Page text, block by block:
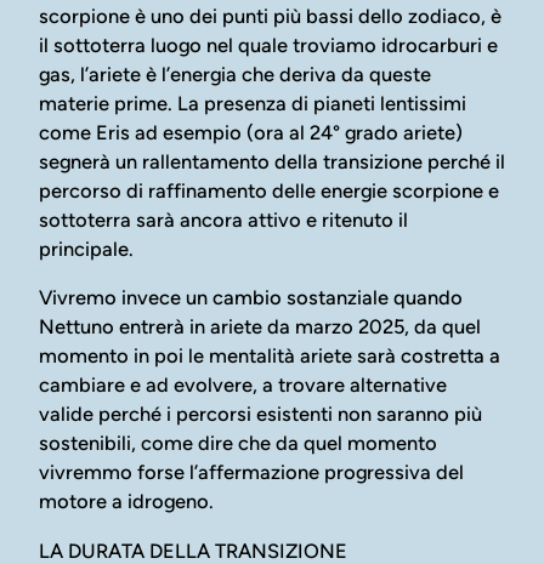
scorpione è uno dei punti più bassi dello zodiaco, è
il sottoterra luogo nel quale troviamo idrocarburi e
gas, l’ariete è l’energia che deriva da queste
materie prime. La presenza di pianeti lentissimi
come Eris ad esempio (ora al 24° grado ariete)
segnerà un rallentamento della transizione perché il
percorso di raffinamento delle energie scorpione e
sottoterra sarà ancora attivo e ritenuto il
principale.
Vivremo invece un cambio sostanziale quando
Nettuno entrerà in ariete da marzo 2025, da quel
momento in poi le mentalità ariete sarà costretta a
cambiare e ad evolvere, a trovare alternative
valide perché i percorsi esistenti non saranno più
sostenibili, come dire che da quel momento
vivremmo forse l’affermazione progressiva del
motore a idrogeno.
LA DURATA DELLA TRANSIZIONE